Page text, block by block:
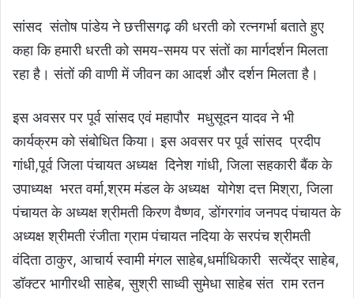
सांसद संतोष पांडेय ने छत्तीसगढ़ की धरती को रत्नगर्भा बताते हुए
कहा कि हमारी धरती को समय-समय पर संतों का मार्गदर्शन मिलता
रहा है। संतों की वाणी में जीवन का आदर्श और दर्शन मिलता है।
इस अवसर पर पूर्व सांसद एवं महापौर मधुसूदन यादव ने भी
कार्यक्रम को संबोधित किया। इस अवसर पर पूर्व सांसद प्रदीप
गांधी,पूर्व जिला पंचायत अध्यक्ष दिनेश गांधी, जिला सहकारी बैंक के
उपाध्यक्ष भरत वर्मा,श्रम मंडल के अध्यक्ष योगेश दत्त मिश्रा, जिला
पंचायत के अध्यक्ष श्रीमती किरण वैष्णव, डोंगरगांव जनपद पंचायत के
अध्यक्ष श्रीमती रंजीता ग्राम पंचायत नदिया के सरपंच श्रीमती
वंदिता ठाकुर, आचार्य स्वामी मंगल साहेब,धर्माधिकारी सत्येंद्र साहेब,
डॉक्टर भागीरथी साहेब, सुश्री साध्वी सुमेधा साहेब संत राम रतन